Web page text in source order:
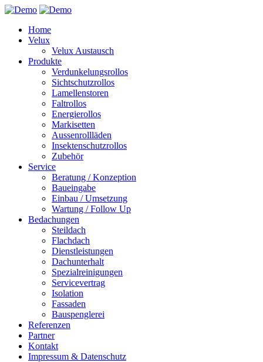
Home
Velux
Velux Austausch
Produkte
Verdunkelungsrollos
Sichtschutzrollos
Lamellenstoren
Faltrollos
Energierollos
Markisetten
Aussenrollläden
Insektenschutzrollos
Zubehör
Service
Beratung / Konzeption
Baueingabe
Einbau / Umsetzung
Wartung / Follow Up
Bedachungen
Steildach
Flachdach
Dienstleistungen
Dachunterhalt
Spezialreinigungen
Servicevertrag
Isolation
Fassaden
Bauspenglerei
Referenzen
Partner
Kontakt
Impressum & Datenschutz